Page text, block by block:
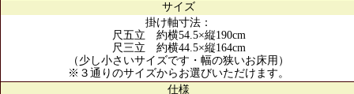
サイズ
掛け軸寸法：
尺五立 約横54.5×縦190cm
尺三立 約横44.5×縦164cm
（少し小さいサイズです・幅の狭いお床用）
※３通りのサイズからお選びいただけます。
仕様